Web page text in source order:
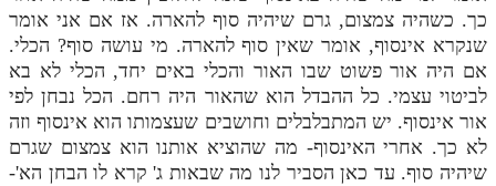
כך. כשהיה צמצום, גרם שיהיה סוף להארה. אז אם אני אומר
שנקרא אינסוף, אומר שאין סוף להארה. מי עושה סוף? הכלי.
אם היה אור פשוט שבו האור והכלי באים יחד, הכלי לא בא
לביטוי עצמי. כל ההבדל הוא שהאור היה רחם. הכל נבחן לפי
אור אינסוף. יש המתבלבלים וחושבים שעצמותו הוא אינסוף וזה
לא כך. אחרי האינסוף- מה שהוציא אותנו הוא צמצום שגרם
שיהיה סוף. עד כאן הסביר לנו מה שבאות ג' קרא לו הבחן הא'-